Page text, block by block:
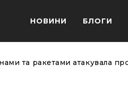
НОВИНИ БЛОГИ
та ракетами атакувала